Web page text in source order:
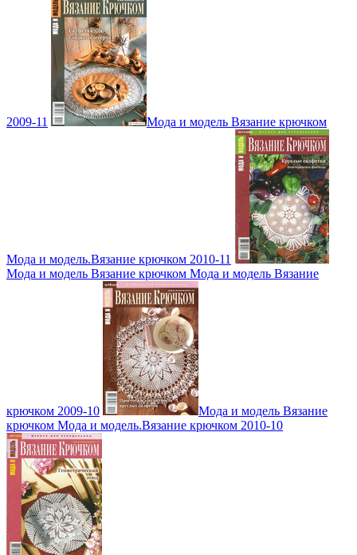
2009-11 Мода и модель Вязание крючком
Мода и модель.Вязание крючком 2010-11
Мода и модель Вязание крючком Мода и модель Вязание
крючком 2009-10
Мода и модель Вязание
крючком Мода и модель.Вязание крючком 2010-10